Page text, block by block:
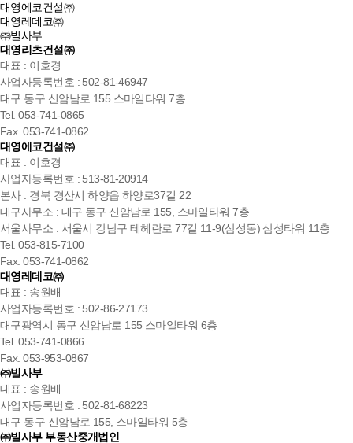
대영에코건설㈜
대영레데코㈜
㈜빌사부
대영리츠건설㈜
대표 : 이호경
사업자등록번호 : 502-81-46947
대구 동구 신암남로 155 스마일타워 7층
Tel. 053-741-0865
Fax. 053-741-0862
대영에코건설㈜
대표 : 이호경
사업자등록번호 : 513-81-20914
본사 : 경북 경산시 하양읍 하양로37길 22
대구사무소 : 대구 동구 신암남로 155, 스마일타워 7층
서울사무소 : 서울시 강남구 테헤란로 77길 11-9(삼성동) 삼성타워 11층
Tel. 053-815-7100
Fax. 053-741-0862
대영레데코㈜
대표 : 송원배
사업자등록번호 : 502-86-27173
대구광역시 동구 신암남로 155 스마일타워 6층
Tel. 053-741-0866
Fax. 053-953-0867
㈜빌사부
대표 : 송원배
사업자등록번호 : 502-81-68223
대구 동구 신암남로 155, 스마일타워 5층
㈜빌사부 부동산중개법인